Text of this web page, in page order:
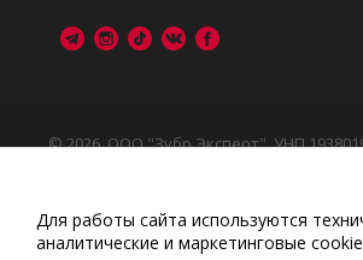
© 2026, ООО "Зубр Эксперт", УНП
Обращаем Ваше внимание на то, что
сайт носит исключительно
Любое использование либо
Для работы сайта используются
аналитические и маркетинговые